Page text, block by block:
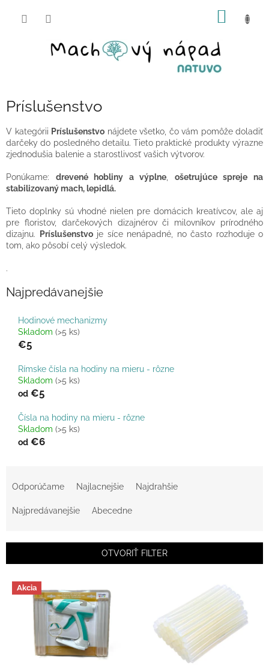
Príslušenstvo
V kategórii Príslušenstvo nájdete všetko, čo vám pomôže doladiť
darčeky do posledného detailu. Tieto praktické produkty výrazne
zjednodušia balenie a starostlivosť vašich výtvorov.
Ponúkame: drevené hobliny a výplne, ošetrujúce spreje na
stabilizovaný mach,lepidlá.
Tieto doplnky sú vhodné nielen pre domácich kreatívcov, ale aj
pre floristov, darčekových dizajnérov či milovníkov prírodného
dizajnu.
Príslušenstvoje síce nenápadné, no často rozhoduje o
tom, ako pôsobí celý výsledok.
.
Najpredávanejšie
Hodinové mechanizmy
Skladom (>5 ks)
€5
Rímske čísla na hodiny na mieru - rôzne
Skladom (>5 ks)
od €5
Čísla na hodiny na mieru - rôzne
Skladom (>5 ks)
od €6
p
o
Odporúčame Najlacnejšie Najdrahšie
Najpredávanejšie Abecedne
OTVORIŤ FILTER
V Akcia